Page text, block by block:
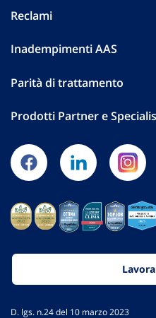
Reclami
Inadempimenti AAS
Parità di trattamento
Prodotti Partner e
D. lgs. n.24 del 10 marzo 2023